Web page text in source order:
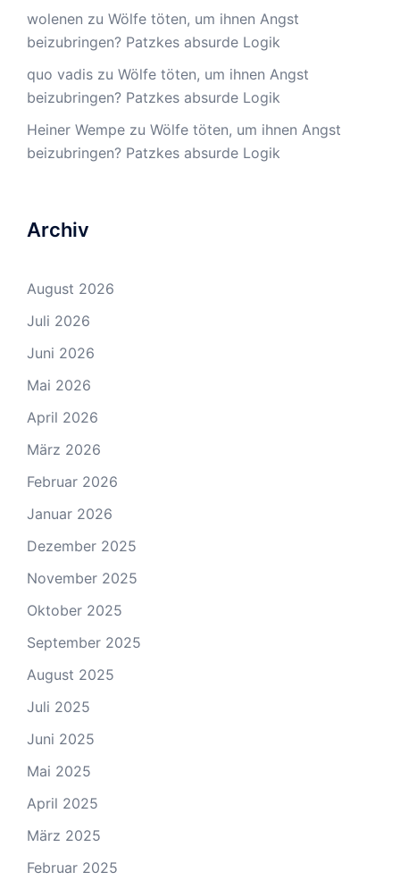
wolenen zu Wölfe töten, um ihnen Angst
beizubringen? Patzkes absurde Logik
quo vadis zu Wölfe töten, um ihnen Angst
beizubringen? Patzkes absurde Logik
Heiner Wempe zu Wölfe töten, um ihnen Angst
beizubringen? Patzkes absurde Logik
Archiv
August 2026
Juli 2026
Juni 2026
Mai 2026
April 2026
März 2026
Februar 2026
Januar 2026
Dezember 2025
November 2025
Oktober 2025
September 2025
August 2025
Juli 2025
Juni 2025
Mai 2025
April 2025
März 2025
Februar 2025